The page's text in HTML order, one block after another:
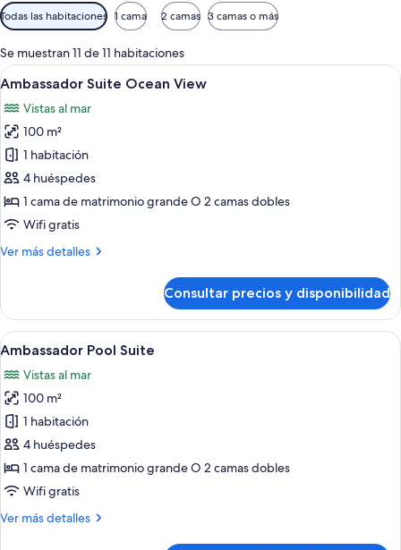
Filtros
disponibles
para
las
habitaciones
Todas las habitaciones 1 cama 2 camas 3 camas o más
Se muestran 11 de 11 habitaciones
Abrir
todas
las
fotos
de
Ambassador
Suite
Ocean
Habitación de hotel moderna con
5
Ambassador Suite Ocean View
Vistas al mar
100 m²
1 habitación
4 huéspedes
1 cama de matrimonio grande O 2 camas dobles
Wifi gratis
Ver más detalles
Más
Suite
Ocean
View
Consultar precios y disponibilidad
Abrir
todas
las
fotos
de
Ambassador
Pool
Suite
Una habitación de hotel moderna
5
Ambassador Pool Suite
Vistas al mar
100 m²
1 habitación
4 huéspedes
1 cama de matrimonio grande O 2 camas dobles
Wifi gratis
Ver más detalles
Más